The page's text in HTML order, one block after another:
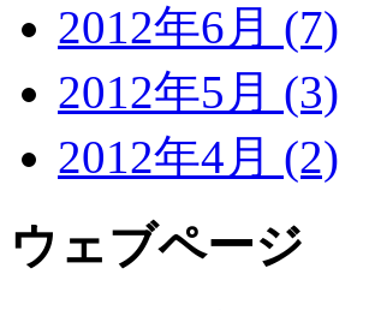
2012年6月 (7)
2012年5月 (3)
2012年4月 (2)
ウェブページ